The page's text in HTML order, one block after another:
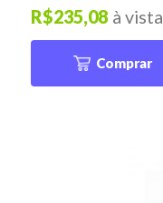
à vista
R$235,08
Comprar